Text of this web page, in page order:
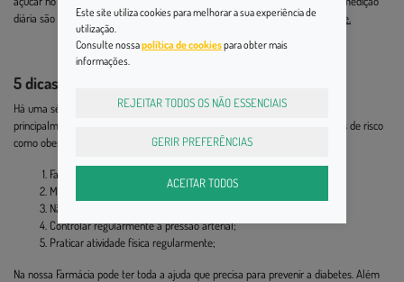
diária são as
tiras de teste Freestyle, que pode encontrar na nossaloja online.
5 dicas para prevenir a diabetes
Há uma série de hábitos e rotinas que podem ajudar a prevenir a diabetes,
principalmente para pacientes com histórico familiar da doença, com fatores de risco
como obesidade, ou que estão com pré-diabetes, nomeadamente:
Fazer uma alimentação saudável pobre em alimentos com açúcar;
Manter o seu peso adequado;
Não fumar;
Controlar regularmente a pressão arterial;
Praticar atividade física regularmente;
Na nossa Farmácia pode ter toda a ajuda que precisa para prevenir a diabetes. Além
Este site utiliza cookies para melhorar a sua experiência de
utilização.
Consulte nossapolítica de cookiespara obter mais
informações.
REJEITAR TODOS OS NÃO ESSENCIAIS
GERIR PREFERÊNCIAS
ACEITAR TODOS